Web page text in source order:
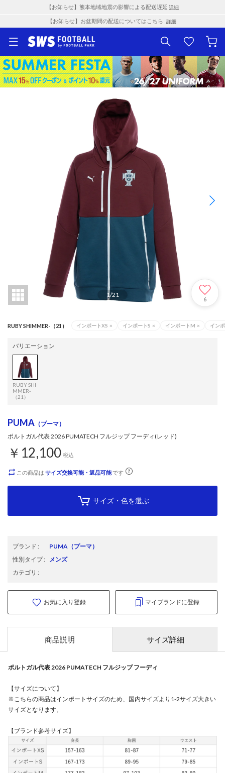
【お知らせ】熊本地域地震の影響による配送遅延 詳細
【お知らせ】お盆期間の配送についてはこちら 詳細
1/21
6
RUBY SHIMMER-（21） インポートXS × インポートS × インポートM × イン
バリエーション
RUBY SHI
MMER-
（21）
PUMA （プーマ）
ポルトガル代表 2026 PUMATECH フルジップ フーディ(レッド)
￥12,100 税込
この商品は サイズ交換可能・返品可能です
サイズ・色を選ぶ
ブランド : PUMA （プーマ）
性別タイプ: メンズ
カテゴリ :
お気に入り登録 マイブランドに登録
商品説明 サイズ詳細
ポルトガル代表 2026 PUMATECH フルジップ フーディ
【サイズについて】
※こちらの商品はインポートサイズのため、国内サイズより1-2サイズ大きい
サイズとなります。
【ブランド参考サイズ】